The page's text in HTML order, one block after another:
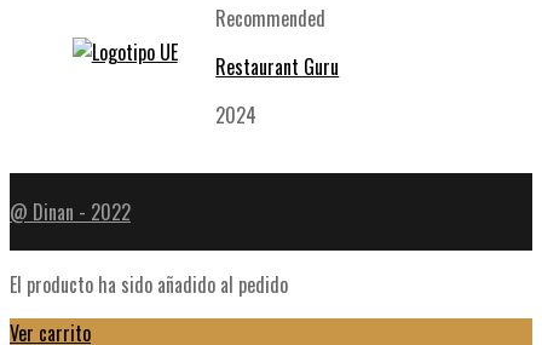
Recommended
Restaurant Guru
2024
@ Dinan - 2022
El producto ha sido añadido al pedido
Ver carrito